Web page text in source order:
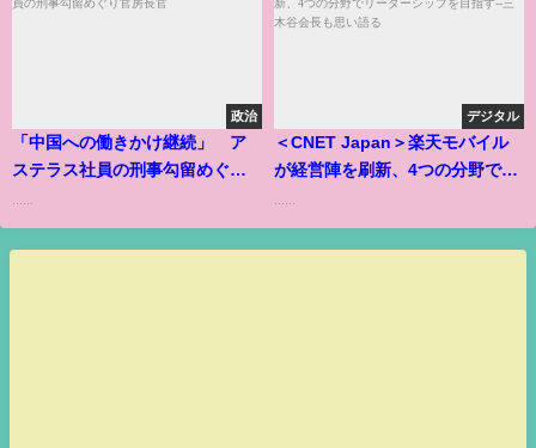
政治
「中国への働きかけ継続」 ア
ステラス社員の刑事勾留めぐり
デジタル
＜CNET Japan＞楽天モバイル
が経営陣を刷新、4つの分野でリ
長も思い語る